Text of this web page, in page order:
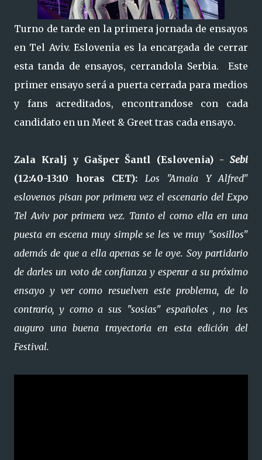
Turno de tarde en la primera jornada de ensayos
en Tel Aviv. Eslovenia es la encargada de cerrar
esta tanda de ensayos, cerrandola Serbia. Este
primer ensayo será a puerta cerrada para medios
y fans acreditados, encontrandose con cada
candidato en un Meet & Greet tras cada ensayo.
Zala Kralj y Gašper Šantl (Eslovenia) - Sebi
(12:40-13:10 horas CET):
Los "Amaia Y Alfred"
eslovenos pisan por primera vez el escenario del Expo
Tel Aviv por primera vez. Tanto el como ella en una
puesta en escena muy simple se les ve muy "sosillos"
además de que a ella apenas se le oye. Soy partidario
de darles un voto de confianza y esperar a su próximo
ensayo y ver como resuelven este problema, de lo
contrario, y como a sus "sosias" españoles , no les
auguro una buena trayectoria en esta edición del
Festival.